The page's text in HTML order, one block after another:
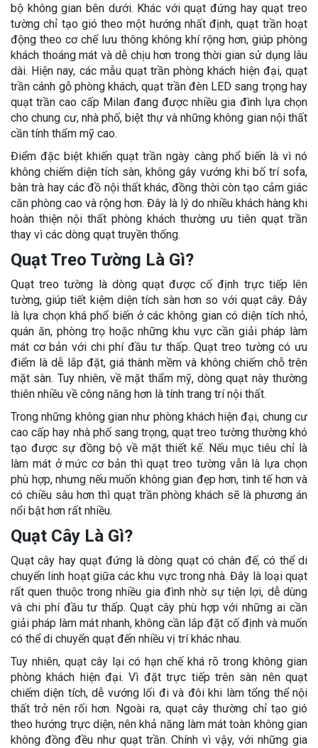
bộ không gian bên dưới. Khác với quạt đứng hay quạt treo
tường chỉ tạo gió theo một hướng nhất định, quạt trần hoạt
động theo cơ chế lưu thông không khí rộng hơn, giúp phòng
khách thoáng mát và dễ chịu hơn trong thời gian sử dụng lâu
dài. Hiện nay, các mẫu quạt trần phòng khách hiện đại, quạt
trần cánh gỗ phòng khách, quạt trần đèn LED sang trọng hay
quạt trần cao cấp Milan đang được nhiều gia đình lựa chọn
cho chung cư, nhà phố, biệt thự và những không gian nội thất
cần tính thẩm mỹ cao.
Điểm đặc biệt khiến quạt trần ngày càng phổ biến là vì nó
không chiếm diện tích sàn, không gây vướng khi bố trí sofa,
bàn trà hay các đồ nội thất khác, đồng thời còn tạo cảm giác
căn phòng cao và rộng hơn. Đây là lý do nhiều khách hàng khi
hoàn thiện nội thất phòng khách thường ưu tiên quạt trần
thay vì các dòng quạt truyền thống.
Quạt Treo Tường Là Gì?
Quạt treo tường là dòng quạt được cố định trực tiếp lên
tường, giúp tiết kiệm diện tích sàn hơn so với quạt cây. Đây
là lựa chọn khá phổ biến ở các không gian có diện tích nhỏ,
quán ăn, phòng trọ hoặc những khu vực cần giải pháp làm
mát cơ bản với chi phí đầu tư thấp. Quạt treo tường có ưu
điểm là dễ lắp đặt, giá thành mềm và không chiếm chỗ trên
mặt sàn. Tuy nhiên, về mặt thẩm mỹ, dòng quạt này thường
thiên nhiều về công năng hơn là tính trang trí nội thất.
Trong những không gian như phòng khách hiện đại, chung cư
cao cấp hay nhà phố sang trọng, quạt treo tường thường khó
tạo được sự đồng bộ về mặt thiết kế. Nếu mục tiêu chỉ là
làm mát ở mức cơ bản thì quạt treo tường vẫn là lựa chọn
phù hợp, nhưng nếu muốn không gian đẹp hơn, tinh tế hơn và
có chiều sâu hơn thì quạt trần phòng khách sẽ là phương án
nổi bật hơn rất nhiều.
Quạt Cây Là Gì?
Quạt cây hay quạt đứng là dòng quạt có chân đế, có thể di
chuyển linh hoạt giữa các khu vực trong nhà. Đây là loại quạt
rất quen thuộc trong nhiều gia đình nhờ sự tiện lợi, dễ dùng
và chi phí đầu tư thấp. Quạt cây phù hợp với những ai cần
giải pháp làm mát nhanh, không cần lắp đặt cố định và muốn
có thể di chuyển quạt đến nhiều vị trí khác nhau.
Tuy nhiên, quạt cây lại có hạn chế khá rõ trong không gian
phòng khách hiện đại. Vì đặt trực tiếp trên sàn nên quạt
chiếm diện tích, dễ vướng lối đi và đôi khi làm tổng thể nội
thất trở nên rối hơn. Ngoài ra, quạt cây thường chỉ tạo gió
theo hướng trực diện, nên khả năng làm mát toàn không gian
không đồng đều như quạt trần. Chính vì vậy, với những gia